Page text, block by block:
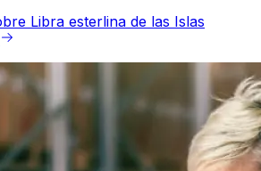
Libra esterlina de las Islas